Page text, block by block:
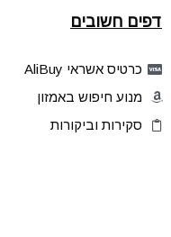
דפים חשובים
כרטיס אשראי AliBuy
מנוע חיפוש באמזון
סקירות וביקורות